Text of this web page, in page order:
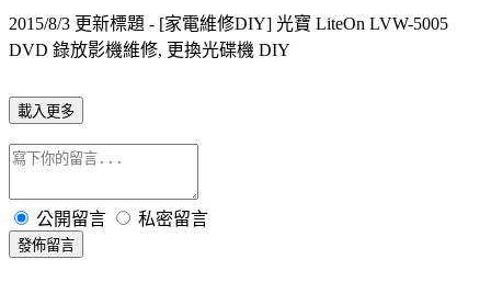
2015/8/3 更新標題 - [家電維修DIY] 光寶 LiteOn LVW-5005
DVD 錄放影機維修, 更換光碟機 DIY
載入更多
公開留言 私密留言
發佈留言